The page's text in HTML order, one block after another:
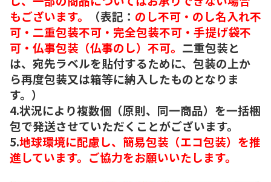
もございます。
（表記： のし不可・のし名入れ不
可・二重包装不可・完全包装不可・手提げ袋不
可・仏事包装（仏事のし）不可。 二重包装と
は、宛先ラベルを貼付するために、包装の上か
ら再度包装又は箱等に納入したものとなりま
す。）
4.状況により複数個（原則、同一商品）を一括梱
包で発送させていただくことがございます。
5.地球環境に配慮し、簡易包装（エコ包装）を推
進しています。ご協力をお願いいたします。